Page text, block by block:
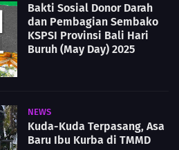
Bakti Sosial Donor Darah
dan Pembagian Sembako
KSPSI Provinsi Bali Hari
Buruh (May Day) 2025
NEWS
Kuda-Kuda Terpasang, Asa
Baru Ibu Kurba di TMMD